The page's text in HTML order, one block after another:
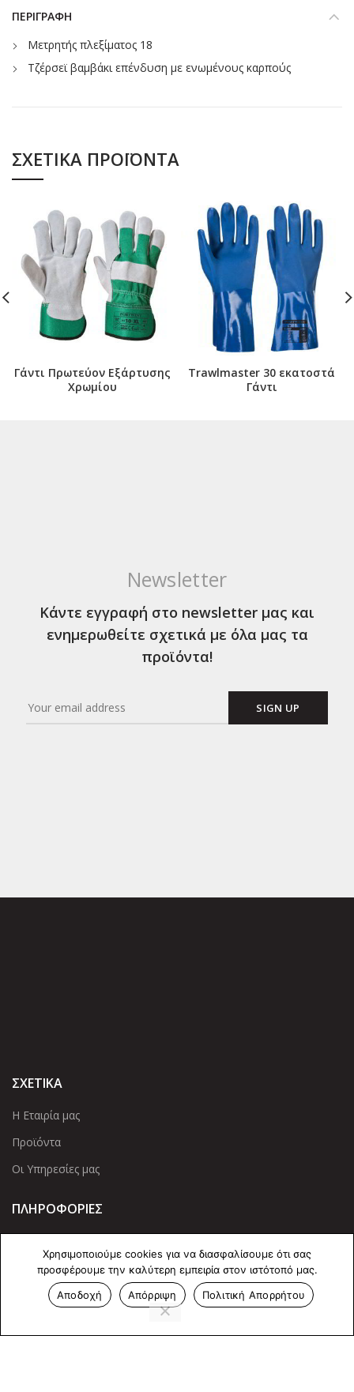
ΠΕΡΙΓΡΑΦΉ
Μετρητής πλεξίματος 18
Τζέρσεϊ βαμβάκι επένδυση με ενωμένους καρπούς
ΣΧΕΤΙΚΆ ΠΡΟΪΌΝΤΑ
Γάντι Πρωτεύον Εξάρτυσης
Χρωμίου
Trawlmaster 30 εκατοστά
Γάντι
Newsletter
Κάντε εγγραφή στο newsletter μας και
ενημερωθείτε σχετικά με όλα μας τα
προϊόντα!
ΣΧΕΤΙΚΑ
Η Εταιρία μας
Προϊόντα
Οι Υπηρεσίες μας
ΠΛΗΡΟΦΟΡΙΕΣ
Cookies
Επικοινωνία
ΕΠΙΚΟΙΝΩΝΊΑ
Χρησιμοποιούμε cookies για να διασφαλίσουμε ότι σας
προσφέρουμε την καλύτερη εμπειρία στον ιστότοπό μας.
Αποδοχή
Απόρριψη Πολιτική Απορρήτου